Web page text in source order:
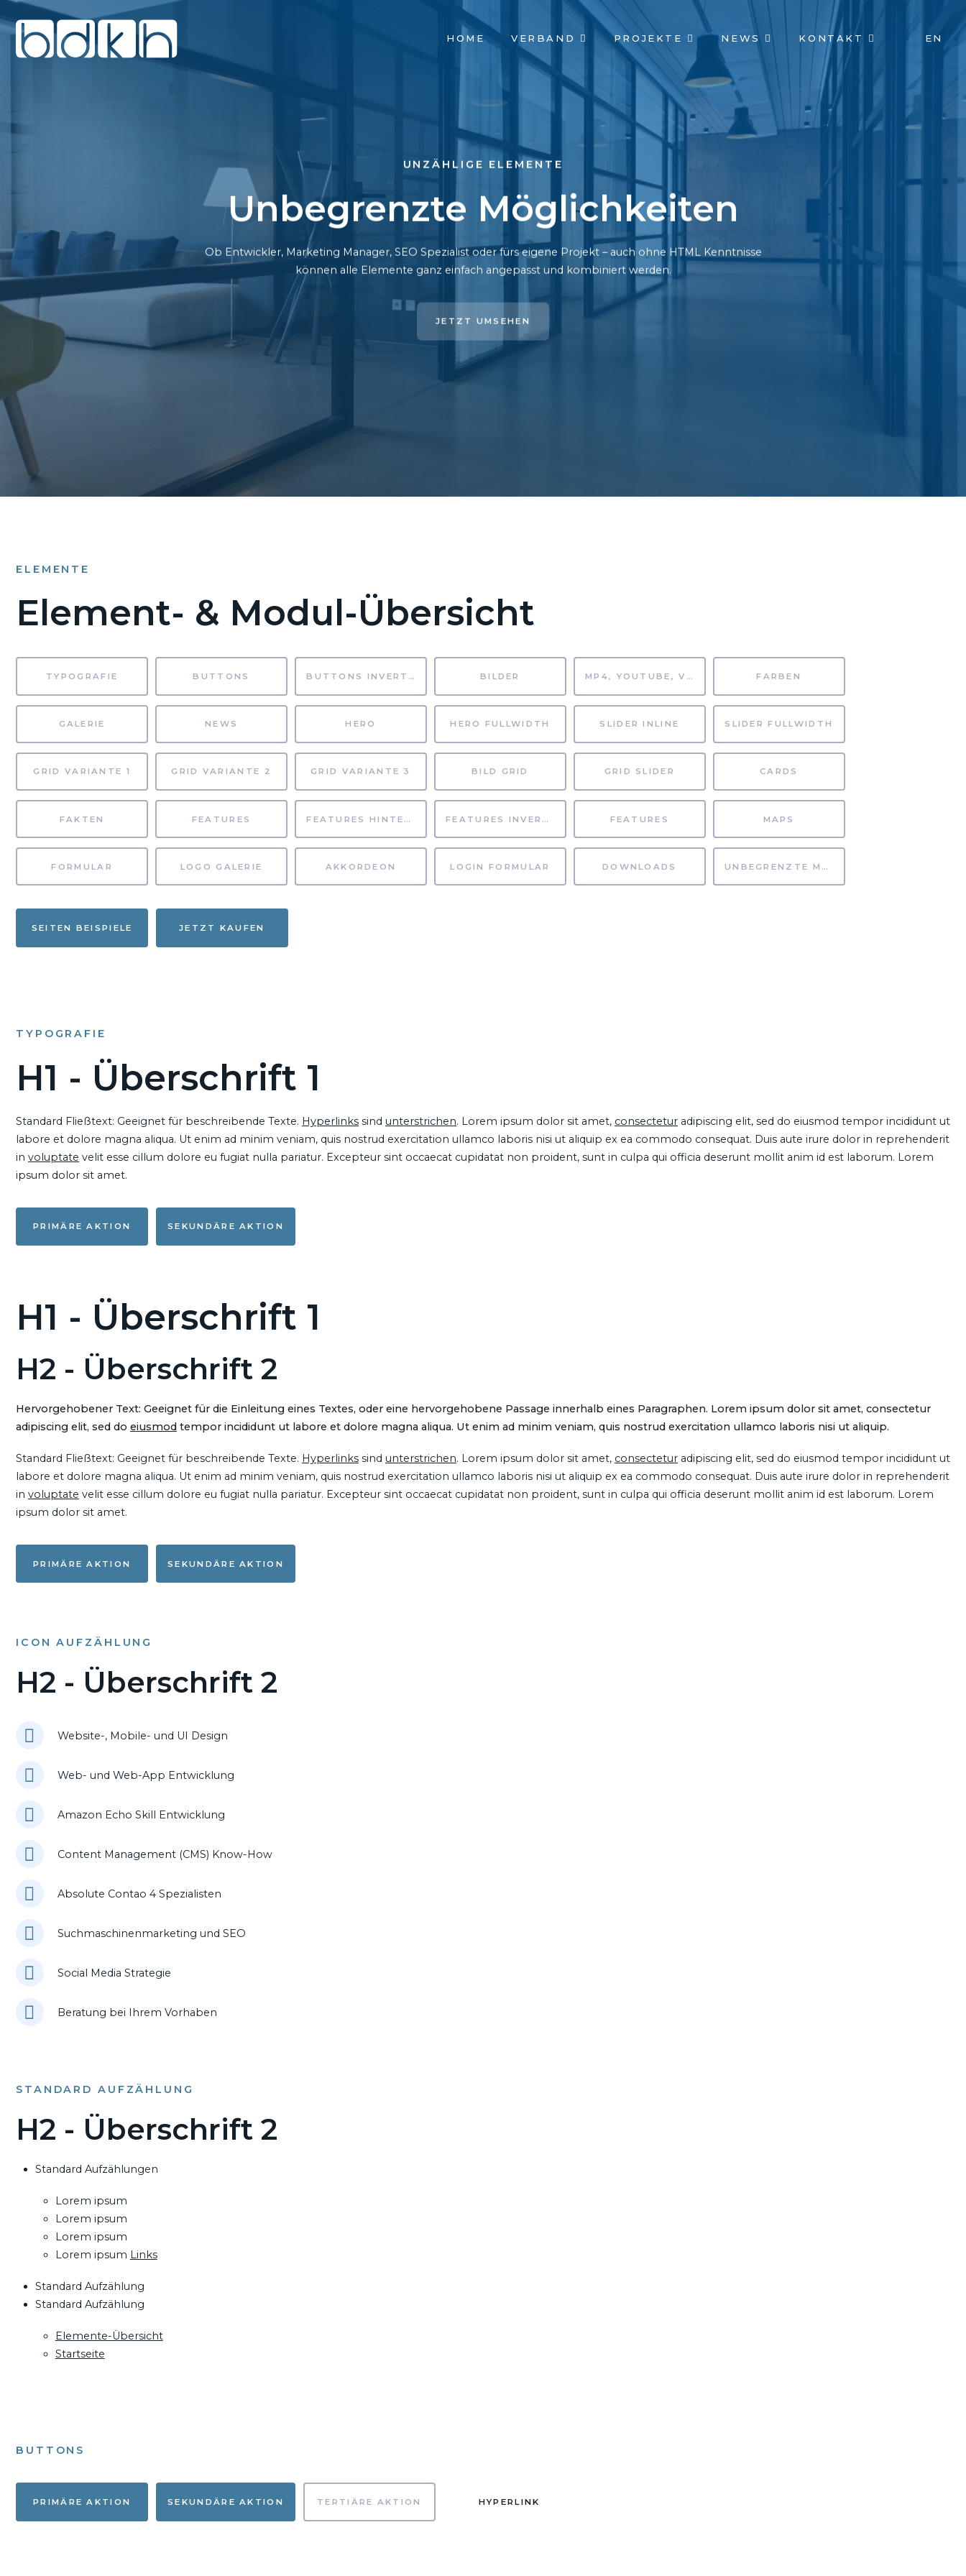
NAVIGATION
ÜBERSPRINGEN
HOME VERBAND PROJEKTE NEWS KONTAKT EN
UNZÄHLIGE ELEMENTE
Unbegrenzte Möglichkeiten
Ob Entwickler, Marketing Manager, SEO Spezialist oder fürs eigene Projekt – auch ohne HTML Kenntnisse
können alle Elemente ganz einfach angepasst und kombiniert werden.
JETZT UMSEHEN
ELEMENTE
Element- & Modul-Übersicht
TYPOGRAFIE BUTTONS BUTTONS INVERTIERT BILDER MP4, YOUTUBE, VIMEO FARBEN
GALERIE NEWS HERO HERO FULLWIDTH SLIDER INLINE SLIDER FULLWIDTH
GRID VARIANTE 1 GRID VARIANTE 2 GRID VARIANTE 3 BILD GRID GRID SLIDER CARDS
FAKTEN FEATURES FEATURES HINTERGRUND FEATURES INVERTIERT FEATURES MAPS
FORMULAR LOGO GALERIE AKKORDEON LOGIN FORMULAR DOWNLOADS UNBEGRENZTE MÖGLICHKEITEN
SEITEN BEISPIELE JETZT KAUFEN
TYPOGRAFIE
H1 - Überschrift 1
Standard Fließtext: Geeignet für beschreibende Texte. Hyperlinks sind unterstrichen. Lorem ipsum dolor sit amet, consectetur adipiscing elit, sed do eiusmod tempor incididunt ut
labore et dolore magna aliqua. Ut enim ad minim veniam, quis nostrud exercitation ullamco laboris nisi ut aliquip ex ea commodo consequat. Duis aute irure dolor in reprehenderit
in voluptate velit esse cillum dolore eu fugiat nulla pariatur. Excepteur sint occaecat cupidatat non proident, sunt in culpa qui officia deserunt mollit anim id est laborum. Lorem
ipsum dolor sit amet.
PRIMÄRE AKTION SEKUNDÄRE AKTION
H1 - Überschrift 1
H2 - Überschrift 2
Hervorgehobener Text: Geeignet für die Einleitung eines Textes, oder eine hervorgehobene Passage innerhalb eines Paragraphen. Lorem ipsum dolor sit amet, consectetur
adipiscing elit, sed do eiusmod tempor incididunt ut labore et dolore magna aliqua. Ut enim ad minim veniam, quis nostrud exercitation ullamco laboris nisi ut aliquip.
Standard Fließtext: Geeignet für beschreibende Texte. Hyperlinks sind unterstrichen. Lorem ipsum dolor sit amet, consectetur adipiscing elit, sed do eiusmod tempor incididunt ut
labore et dolore magna aliqua. Ut enim ad minim veniam, quis nostrud exercitation ullamco laboris nisi ut aliquip ex ea commodo consequat. Duis aute irure dolor in reprehenderit
in voluptate velit esse cillum dolore eu fugiat nulla pariatur. Excepteur sint occaecat cupidatat non proident, sunt in culpa qui officia deserunt mollit anim id est laborum. Lorem
ipsum dolor sit amet.
PRIMÄRE AKTION SEKUNDÄRE AKTION
ICON AUFZÄHLUNG
H2 - Überschrift 2
Website-, Mobile- und UI Design
Web- und Web-App Entwicklung
Amazon Echo Skill Entwicklung
Content Management (CMS) Know-How
Absolute Contao 4 Spezialisten
Suchmaschinenmarketing und SEO
Social Media Strategie
Beratung bei Ihrem Vorhaben
STANDARD AUFZÄHLUNG
H2 - Überschrift 2
Standard Aufzählungen
Lorem ipsum
Lorem ipsum
Lorem ipsum
Lorem ipsum Links
Standard Aufzählung
Standard Aufzählung
Elemente-Übersicht
Startseite
BUTTONS
PRIMÄRE AKTION SEKUNDÄRE AKTION TERTIÄRE AKTION HYPERLINK